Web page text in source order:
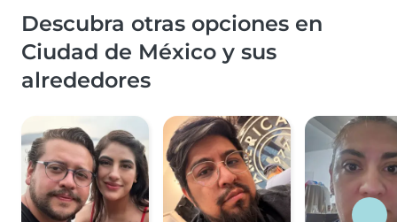
Descubra otras opciones en
Ciudad de México y sus
alrededores